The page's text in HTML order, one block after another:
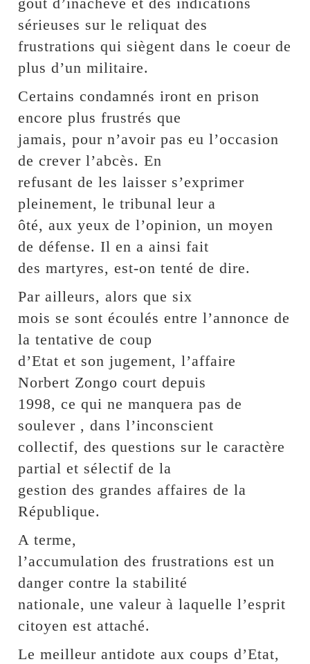
sérieuses sur le reliquat des
frustrations qui siègent dans le coeur de
plus d’un militaire.
Certains condamnés iront en prison
encore plus frustrés que
jamais, pour n’avoir pas eu l’occasion
de crever l’abcès. En
refusant de les laisser s’exprimer
pleinement, le tribunal leur a
ôté, aux yeux de l’opinion, un moyen
de défense. Il en a ainsi fait
des martyres, est-on tenté de dire.
Par ailleurs, alors que six
mois se sont écoulés entre l’annonce de
la tentative de coup
d’Etat et son jugement, l’affaire
Norbert Zongo court depuis
1998, ce qui ne manquera pas de
soulever , dans l’inconscient
collectif, des questions sur le caractère
partial et sélectif de la
gestion des grandes affaires de la
République.
A terme,
l’accumulation des frustrations est un
danger contre la stabilité
nationale, une valeur à laquelle l’esprit
citoyen est attaché.
Le meilleur antidote aux coups d’Etat,